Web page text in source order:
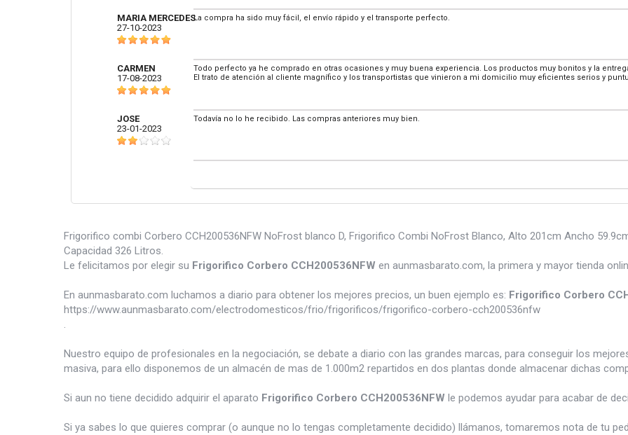
MARIA MERCEDES
27-10-2023
La compra ha sido muy fácil, el envío rápido y el transporte perfecto.
CARMEN
17-08-2023
Todo perfecto ya he comprado en otras ocasiones y muy buena experiencia. Los productos muy bonitos y la
El trato de atención al cliente magnífico y los transportistas que vinieron a mi domicilio muy eficientes serios y
JOSE
23-01-2023
Todavía no lo he recibido. Las compras anteriores muy bien.
Frigorifico combi Corbero CCH200536NFW NoFrost blanco D, Frigorifico Combi NoFrost Blanco, Alto 201cm Ancho
Capacidad 326 Litros.
Le felicitamos por elegir su Frigorifico Corbero CCH200536NFW en aunmasbarato.com, la primera y mayor tienda
En aunmasbarato.com luchamos a diario para obtener los mejores precios, un buen ejemplo es: Frigorifico Corbero
https://www.aunmasbarato.com/electrodomesticos/frio/frigorificos/frigorifico-corbero-cch200536nfw
.
Nuestro equipo de profesionales en la negociación, se debate a diario con las grandes marcas, para conseguir los
masiva, para ello disponemos de un almacén de mas de 1.000m2 repartidos en dos plantas donde almacenar dichas
Si aun no tiene decidido adquirir el aparato Frigorifico Corbero CCH200536NFW le podemos ayudar para acabar de
Si ya sabes lo que quieres comprar (o aunque no lo tengas completamente decidido) llámanos, tomaremos nota de tu